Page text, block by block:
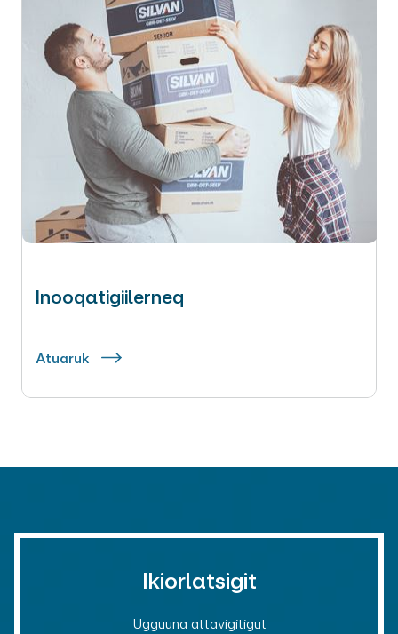
Inooqatigiilerneq
Atuaruk
Ikiorlatsigit
Ugguuna attavigitigut